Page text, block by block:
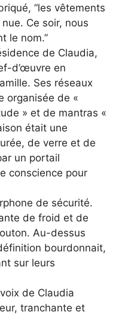
“les vêtements
Ce soir, nous
le nom.”
de Claudia,
d’œuvre en
Ses réseaux
organisée de «
» et de mantras «
était une
de verre et de
un portail
conscience pour
de sécurité.
de froid et de
Au-dessus
bourdonnait,
sur leurs
voix de Claudia
tranchante et